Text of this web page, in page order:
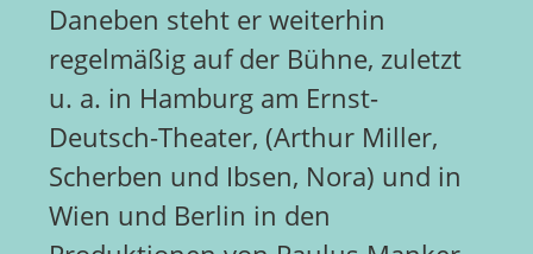
Daneben steht er weiterhin
regelmäßig auf der Bühne, zuletzt
u. a. in Hamburg am Ernst-
Deutsch-Theater, (Arthur Miller,
Scherben und Ibsen, Nora) und in
Wien und Berlin in den